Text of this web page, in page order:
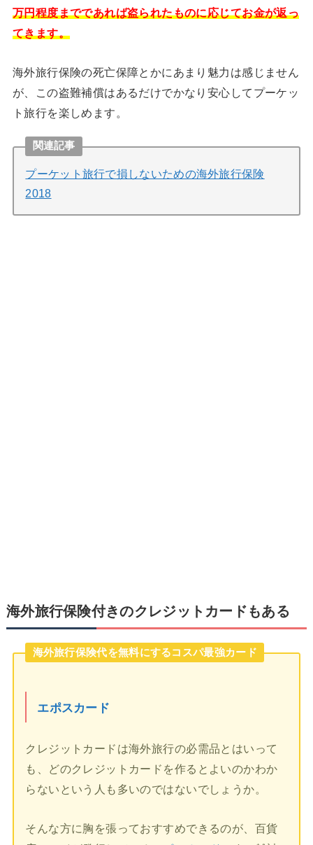
万円程度までであれば盗られたものに応じてお金が返っ
てきます。
海外旅行保険の死亡保障とかにあまり魅力は感じません
が、この盗難補償はあるだけでかなり安心してプーケッ
ト旅行を楽しめます。
関連記事
プーケット旅行で損しないための海外旅行保険
2018
海外旅行保険付きのクレジットカードもある
海外旅行保険代を無料にするコスパ最強カード
エポスカード
クレジットカードは海外旅行の必需品とはいって
も、どのクレジットカードを作るとよいのかわか
らないという人も多いのではないでしょうか。
そんな方に胸を張っておすすめできるのが、百貨